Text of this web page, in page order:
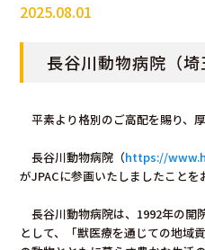
2025.08.01
長谷川動物病院（
平素より格別のご高配を賜り、
長谷川動物病院（https://
がJPACに参画いたしましたことを
長谷川動物病院は、1992年の開
として、「獣医療を通じての地域